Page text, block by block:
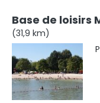
Base de loisirs
(31,9 km)